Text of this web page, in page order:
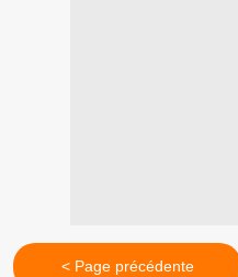
< Page précédente